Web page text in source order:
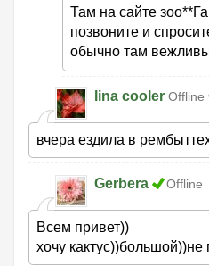
Там на сайте
позвоните и
обычно там
lina cooler Offline
вчера ездила в
Gerbera Offline
Всем привет))
хочу кактус))большой))не